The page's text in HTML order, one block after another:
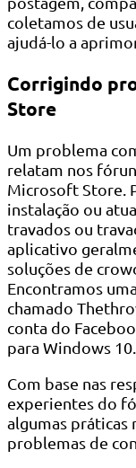
coletamos de
ajudá-lo a
Corrigindo
Store
Um problema
relatam nos
Microsoft Store.
instalação ou
travados ou
aplicativo
soluções de
Encontramos
chamado
conta do
para Windows 10.
Com base nas
experientes do
algumas práticas
problemas de